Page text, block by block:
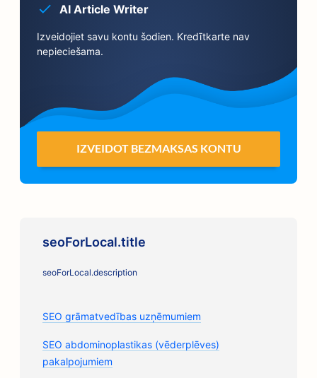
AI Article Writer
Izveidojiet savu kontu šodien. Kredītkarte nav
nepieciešama.
IZVEIDOT BEZMAKSAS KONTU
seoForLocal.title
seoForLocal.description
SEO grāmatvedības uzņēmumiem
SEO abdominoplastikas (vēderplēves)
pakalpojumiem